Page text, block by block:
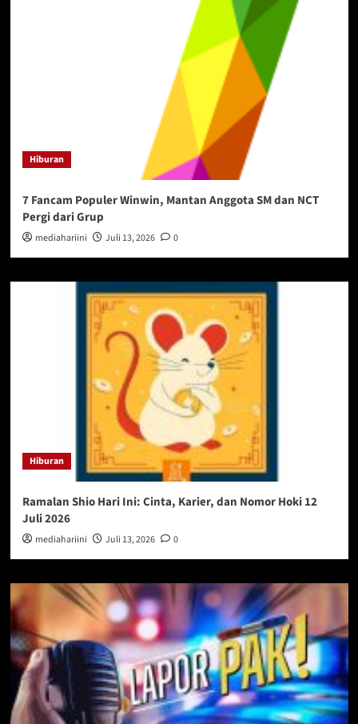
Hiburan
7 Fancam Populer Winwin, Mantan Anggota SM dan NCT
Pergi dari Grup
mediahariini Juli 13, 2026 0
Hiburan
Ramalan Shio Hari Ini: Cinta, Karier, dan Nomor Hoki 12
Juli 2026
mediahariini Juli 13, 2026 0